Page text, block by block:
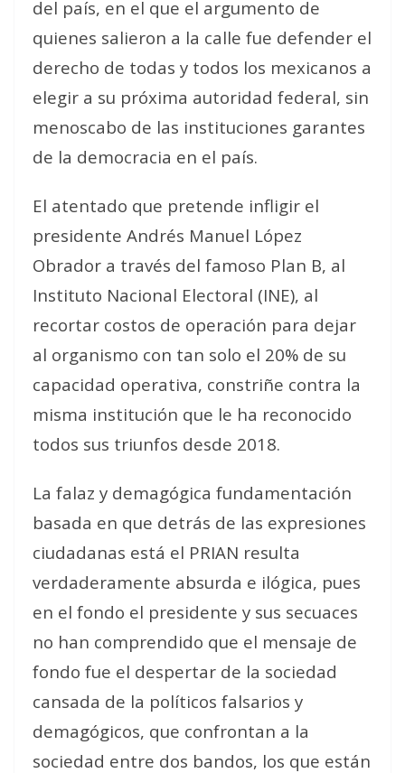
del país, en el que el argumento de
quienes salieron a la calle fue defender el
derecho de todas y todos los mexicanos a
elegir a su próxima autoridad federal, sin
menoscabo de las instituciones garantes
de la democracia en el país.
El atentado que pretende infligir el
presidente Andrés Manuel López
Obrador a través del famoso Plan B, al
Instituto Nacional Electoral (INE), al
recortar costos de operación para dejar
al organismo con tan solo el 20% de su
capacidad operativa, constriñe contra la
misma institución que le ha reconocido
todos sus triunfos desde 2018.
La falaz y demagógica fundamentación
basada en que detrás de las expresiones
ciudadanas está el PRIAN resulta
verdaderamente absurda e ilógica, pues
en el fondo el presidente y sus secuaces
no han comprendido que el mensaje de
fondo fue el despertar de la sociedad
cansada de la políticos falsarios y
demagógicos, que confrontan a la
sociedad entre dos bandos, los que están